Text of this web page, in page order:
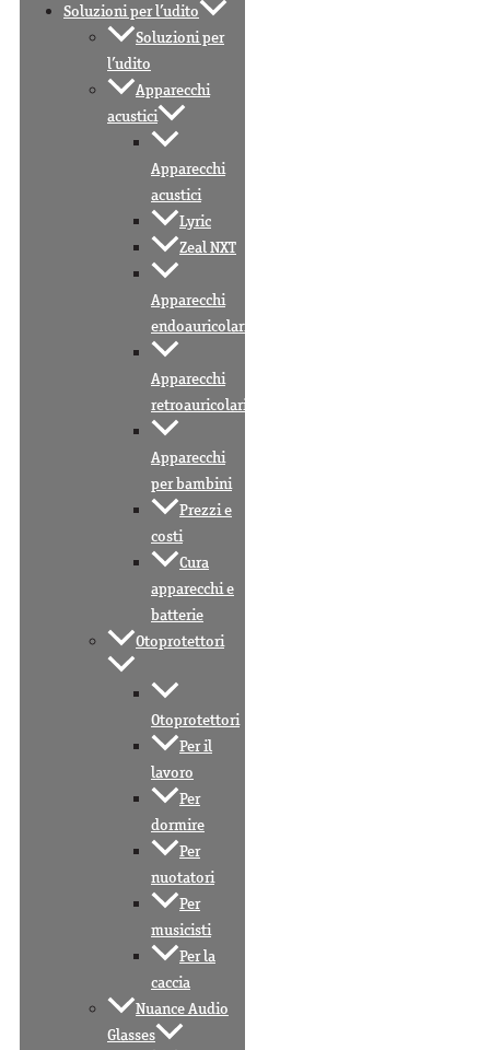
Soluzioni per l’udito
Soluzioni per
l’udito
Apparecchi
acustici
Apparecchi
acustici
Lyric
Zeal NXT
Apparecchi
endoauricolari
Apparecchi
retroauricolari
Apparecchi
per bambini
Prezzi e
costi
Cura
apparecchi e
batterie
Otoprotettori
Otoprotettori
Per il
lavoro
Per
dormire
Per
nuotatori
Per
musicisti
Per la
caccia
Nuance Audio
Glasses